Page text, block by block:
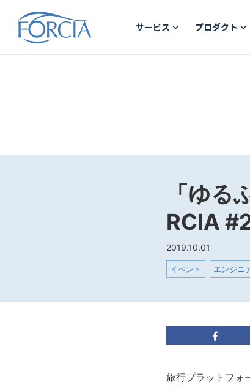
サービス プロダクト
「ゆ
RCIA
2019.10.01
イベント エンジニ
旅行プラットフォ